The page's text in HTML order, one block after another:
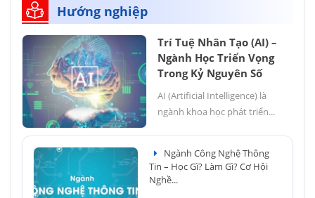
Hướng nghiệp
Trí Tuệ Nhân Tạo (AI) –
Ngành Học Triển Vọng
Trong Kỷ Nguyên Số
AI (Artificial Intelligence) là
ngành khoa học phát triển...
Ngành Công Nghệ Thông
Tin – Học Gì? Làm Gì? Cơ Hội
Nghề...